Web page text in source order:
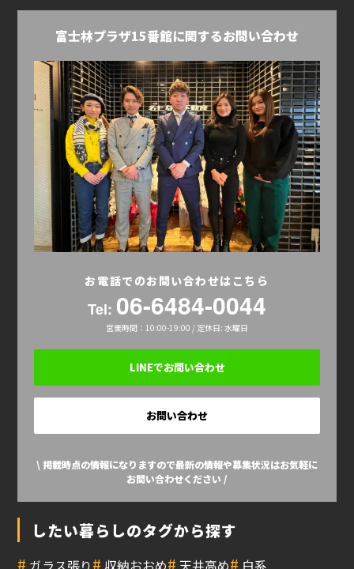
富士林プラザ15番館に関するお問い合わせ
お電話でのお問い合わせはこちら
Tel: 06-6484-0044
営業時間：10:00-19:00 / 定休日: 水曜日
LINEでお問い合わせ
お問い合わせ
\ 掲載時点の情報になりますので最新の情報や募集状況はお気軽に
お問い合わせください /
したい暮らしのタグから探す
#
# # #